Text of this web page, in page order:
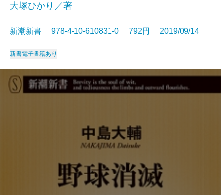
大塚ひかり／著
新潮新書 978-4-10-610831-0 792円 2019/09/14
新書電子書籍あり